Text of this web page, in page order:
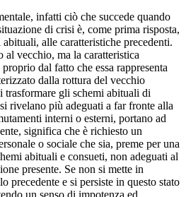
infatti ciò che succede quando
di crisi è, come prima risposta,
alle caratteristiche precedenti.
al vecchio, ma la caratteristica
dal fatto che essa rappresenta
dalla rottura del vecchio
trasformare gli schemi abituali di
rivelano più adeguati a far fronte alla
interni o esterni, portano ad
significa che è richiesto un
o sociale che sia, preme per una
abituali e consueti, non adeguati al
presente. Se non si mette in
precedente e si persiste in questo stato